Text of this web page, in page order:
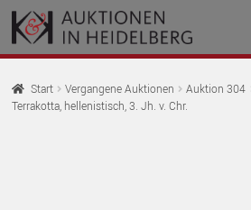
Zur
Navigation
springen
Springe
zum
Inhalt
Home
Start Vergangene Auktionen Auktion 304
Terrakotta, hellenistisch, 3. Jh. v. Chr.